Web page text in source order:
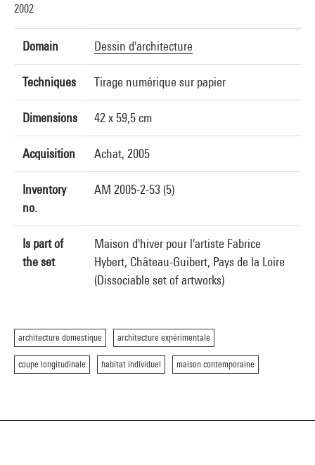
2002
Domain Dessin d'architecture
Techniques Tirage numérique sur papier
Dimensions 42 x 59,5 cm
Acquisition Achat, 2005
Inventory
no.
AM 2005-2-53 (5)
Is part of
the set
Maison d'hiver pour l'artiste Fabrice
Hybert, Château-Guibert, Pays de la Loire
(Dissociable set of artworks)
architecture domestique architecture expérimentale
coupe longitudinale habitat individuel maison contemporaine
Image presentation :